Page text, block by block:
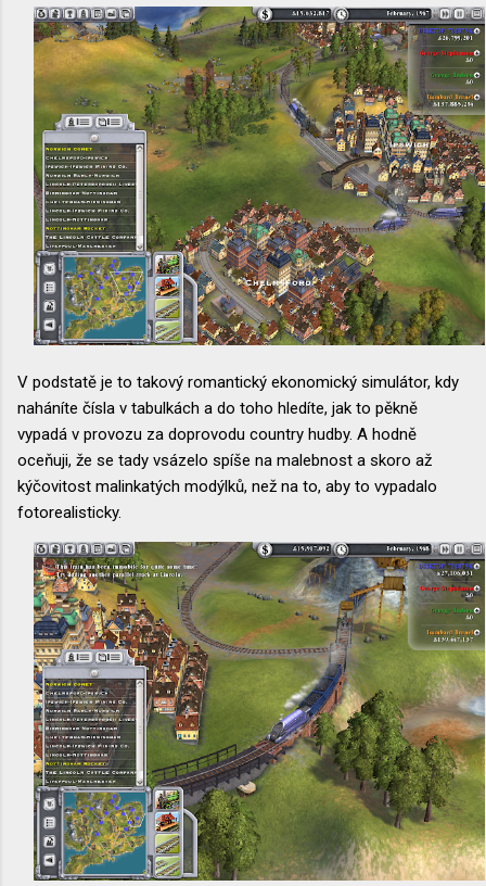
V podstatě je to takový romantický ekonomický simulátor, kdy
naháníte čísla v tabulkách a do toho hledíte, jak to pěkně
vypadá v provozu za doprovodu country hudby. A hodně
oceňuji, že se tady vsázelo spíše na malebnost a skoro až
kýčovitost malinkatých modýlků, než na to, aby to vypadalo
fotorealisticky.